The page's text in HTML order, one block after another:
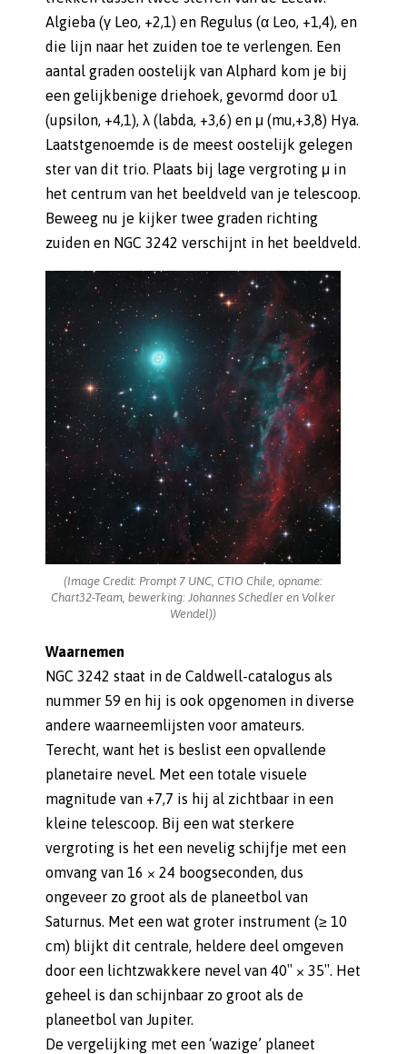
Algieba (γ Leo, +2,1) en Regulus (α Leo, +1,4), en
die lijn naar het zuiden toe te verlengen. Een
aantal graden oostelijk van Alphard kom je bij
een gelijkbenige driehoek, gevormd door υ1
(upsilon, +4,1), λ (labda, +3,6) en μ (mu,+3,8) Hya.
Laatstgenoemde is de meest oostelijk gelegen
ster van dit trio. Plaats bij lage vergroting μ in
het centrum van het beeldveld van je telescoop.
Beweeg nu je kijker twee graden richting
zuiden en NGC 3242 verschijnt in het beeldveld.
(Image Credit: Prompt 7 UNC, CTIO Chile, opname:
Chart32-Team, bewerking: Johannes Schedler en Volker
Wendel))
Waarnemen
NGC 3242 staat in de Caldwell-catalogus als
nummer 59 en hij is ook opgenomen in diverse
andere waarneemlijsten voor amateurs.
Terecht, want het is beslist een opvallende
planetaire nevel. Met een totale visuele
magnitude van +7,7 is hij al zichtbaar in een
kleine telescoop. Bij een wat sterkere
vergroting is het een nevelig schijfje met een
omvang van 16 × 24 boogseconden, dus
ongeveer zo groot als de planeetbol van
Saturnus. Met een wat groter instrument (≥ 10
cm) blijkt dit centrale, heldere deel omgeven
door een lichtzwakkere nevel van 40″ × 35″. Het
geheel is dan schijnbaar zo groot als de
planeetbol van Jupiter.
De vergelijking met een ‘wazige’ planeet